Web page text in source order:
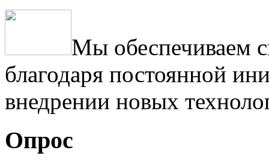
Мы обеспечиваем
благодаря постоянной
внедрении новых
Опрос